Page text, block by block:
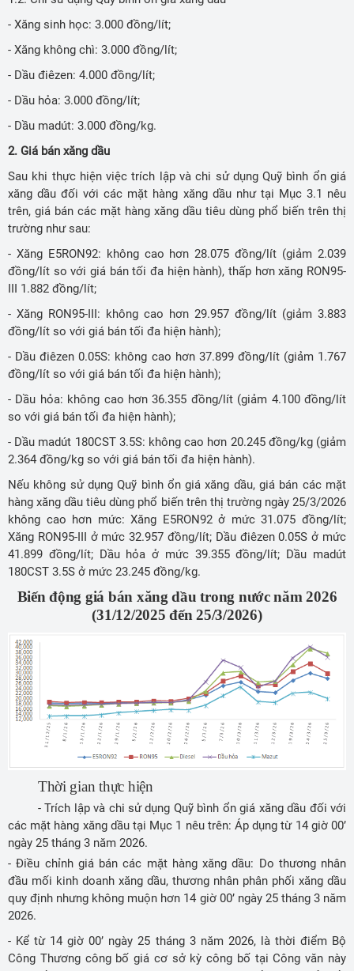
- Xăng sinh học: 3.000 đồng/lít;
- Xăng không chì: 3.000 đồng/lít;
- Dầu điêzen: 4.000 đồng/lít;
- Dầu hỏa: 3.000 đồng/lít;
- Dầu madút: 3.000 đồng/kg.
2. Giá bán xăng dầu
Sau khi thực hiện việc trích lập và chi sử dụng Quỹ bình ổn giá
xăng dầu đối với các mặt hàng xăng dầu như tại Mục 3.1 nêu
trên, giá bán các mặt hàng xăng dầu tiêu dùng phổ biến trên thị
trường như sau:
- Xăng E5RON92: không cao hơn 28.075 đồng/lít (giảm 2.039
đồng/lít so với giá bán tối đa hiện hành), thấp hơn xăng RON95-
III 1.882 đồng/lít;
- Xăng RON95-III: không cao hơn 29.957 đồng/lít (giảm 3.883
đồng/lít so với giá bán tối đa hiện hành);
- Dầu điêzen 0.05S: không cao hơn 37.899 đồng/lít (giảm 1.767
đồng/lít so với giá bán tối đa hiện hành);
- Dầu hỏa: không cao hơn 36.355 đồng/lít (giảm 4.100 đồng/lít
so với giá bán tối đa hiện hành);
- Dầu madút 180CST 3.5S: không cao hơn 20.245 đồng/kg (giảm
2.364 đồng/kg so với giá bán tối đa hiện hành).
Nếu không sử dụng Quỹ bình ổn giá xăng dầu, giá bán các mặt
hàng xăng dầu tiêu dùng phổ biến trên thị trường ngày 25/3/2026
không cao hơn mức: Xăng E5RON92 ở mức 31.075 đồng/lít;
Xăng RON95-III ở mức 32.957 đồng/lít; Dầu điêzen 0.05S ở mức
41.899 đồng/lít; Dầu hỏa ở mức 39.355 đồng/lít; Dầu madút
180CST 3.5S ở mức 23.245 đồng/kg.
Biến động giá bán xăng dầu trong nước năm 2026
(31/12/2025 đến 25/3/2026)
Thời gian thực hiện
- Trích lập và chi sử dụng Quỹ bình ổn giá xăng dầu đối với
các mặt hàng xăng dầu tại Mục 1 nêu trên: Áp dụng từ 14 giờ 00’
ngày 25 tháng 3 năm 2026.
- Điều chỉnh giá bán các mặt hàng xăng dầu: Do thương nhân
đầu mối kinh doanh xăng dầu, thương nhân phân phối xăng dầu
quy định nhưng không muộn hơn 14 giờ 00’ ngày 25 tháng 3 năm
2026.
- Kể từ 14 giờ 00’ ngày 25 tháng 3 năm 2026, là thời điểm Bộ
Công Thương công bố giá cơ sở kỳ công bố tại Công văn này